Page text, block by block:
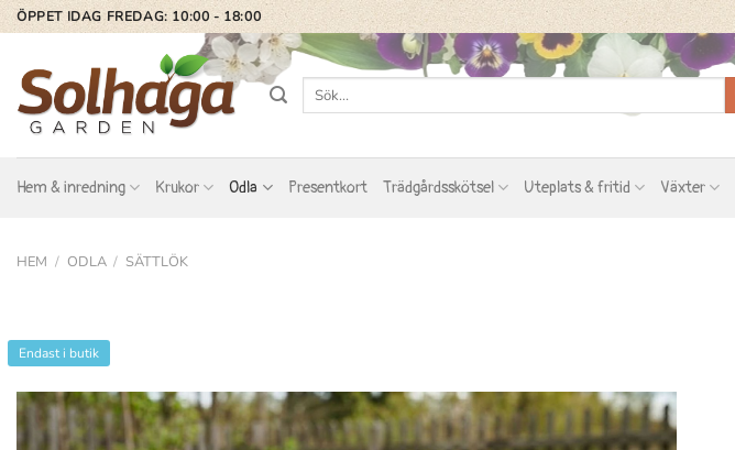
Skip
to
content
ÖPPET IDAG FREDAG: 10:00 - 18:00
Sök
Hem & inredning Krukor Odla Presentkort Trädgårdsskötsel Uteplats & fritid Växter
HEM / ODLA / SÄTTLÖK
Endast i butik